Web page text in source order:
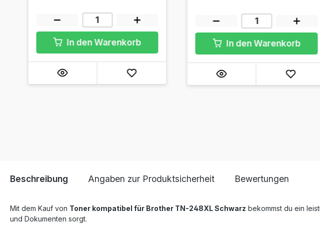
In den Warenkorb In den Warenkorb
Beschreibung Angaben zur Produktsicherheit Bewertungen
Mit dem Kauf von Toner kompatibel für Brother TN-248XL Schwarz bekommst du ein
und Dokumenten sorgt.